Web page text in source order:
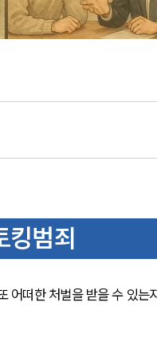
범죄
떠한 처벌을 받을 수 있는